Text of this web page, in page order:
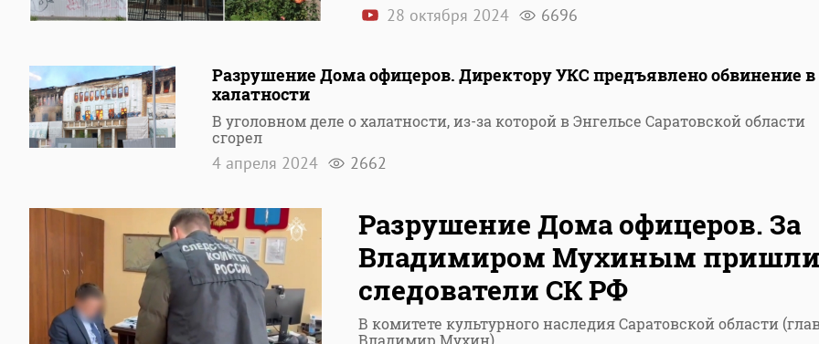
28 октября 2024 6696
Разрушение Дома офицеров. Директору УКС предъявлено обвинение в
халатности
В уголовном деле о халатности, из-за которой в Энгельсе Саратовской области
сгорел
4 апреля 2024 2662
Разрушение Дома офицеров. За
Владимиром Мухиным
следователи СК РФ
В комитете культурного наследия Саратовской области
Владимир Мухин)